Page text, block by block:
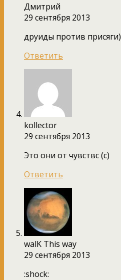
Дмитрий
29 сентября 2013
друиды против присяги)
Ответить
kollector
29 сентября 2013
Это они от чувствс (с)
Ответить
walK This way
29 сентября 2013
:shock: